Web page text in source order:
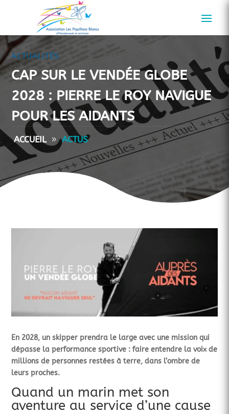
ACTUALITÉS
CAP SUR LE VENDÉE GLOBE
2028 : PIERRE LE ROY NAVIGUE
POUR LES AIDANTS
ACCUEIL ACTUS
En 2028, un skipper prendra le large avec une mission qui
dépasse la performance sportive : faire entendre la voix de
millions de personnes restées à terre, dans l’ombre de
leurs proches.
Quand un marin met son
aventure au service d’une cause